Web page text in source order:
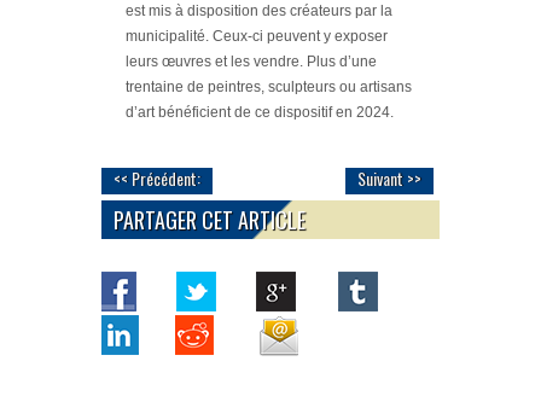
est mis à disposition des créateurs par la
municipalité. Ceux-ci peuvent y exposer
leurs œuvres et les vendre. Plus d’une
trentaine de peintres, sculpteurs ou artisans
d’art bénéficient de ce dispositif en 2024.
<< Précédent: Suivant >>
PARTAGER CET ARTICLE